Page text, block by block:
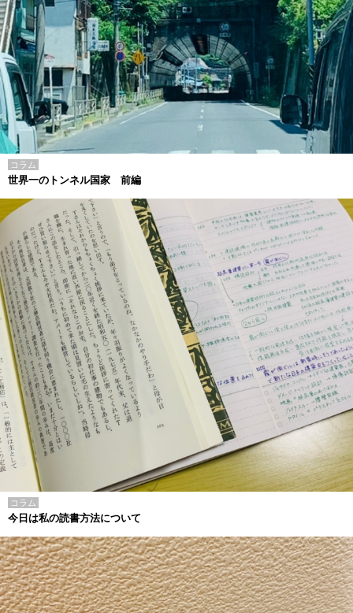
コラム
世界一のトンネル国家 前編
コラム
今日は私の読書方法について